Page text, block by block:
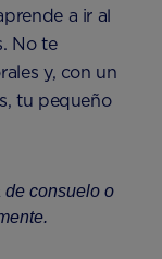
a ir al
No te
y, con un
tu pequeño
de consuelo o